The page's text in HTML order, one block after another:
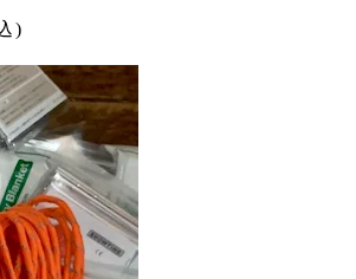
)